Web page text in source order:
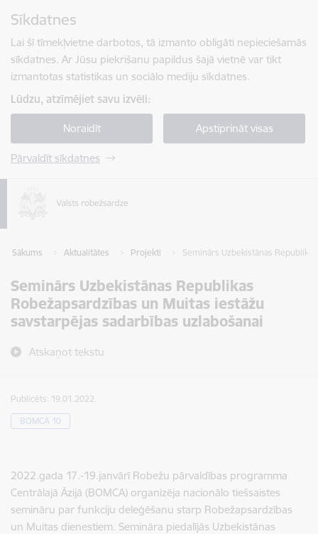
Sīkdatnes
Lai šī tīmekļvietne darbotos, tā izmanto obligāti nepieciešamās
sīkdatnes. Ar Jūsu piekrišanu papildus šajā vietnē var tikt
izmantotas statistikas un sociālo mediju sīkdatnes.
Lūdzu, atzīmējiet savu izvēli:
Noraidīt Apstiprināt visas
Pārvaldīt sīkdatnes
Sākums Aktualitātes Projekti Seminārs Uzbekistānas
Seminārs Uzbekistānas Republikas
Robežapsardzības un Muitas iestāžu
savstarpējas sadarbības uzlabošanai
Atskaņot tekstu
Publicēts: 19.01.2022.
BOMCA 10
2022.gada 17.-19.janvārī Robežu pārvaldības programma
Centrālajā Āzijā (BOMCA) organizēja nacionālo tiešsaistes
semināru par funkciju deleģēšanu starp Robežapsardzības
un Muitas dienestiem. Semināra piedalījās Uzbekistānas